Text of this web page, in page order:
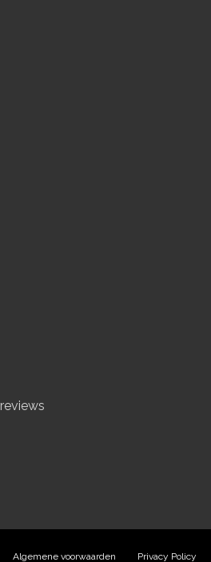
reviews
Algemene voorwaarden Privacy Policy